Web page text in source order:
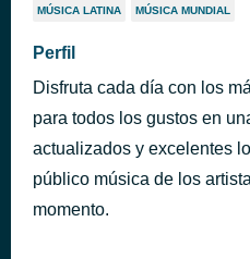
MÚSICA LATINA MÚSICA MUNDIAL
Perfil
Disfruta cada día con los
para todos los gustos en
actualizados y excelentes
público música de los
momento.